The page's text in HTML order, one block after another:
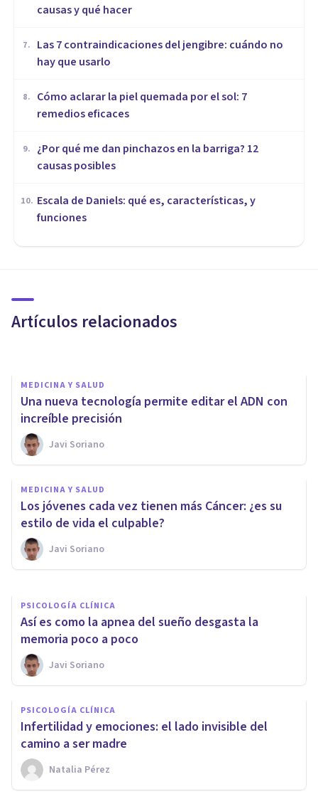
causas y qué hacer
7.
Las 7 contraindicaciones del jengibre: cuándo no
hay que usarlo
8.
Cómo aclarar la piel quemada por el sol: 7
remedios eficaces
9.
¿Por qué me dan pinchazos en la barriga? 12
causas posibles
10. Escala de Daniels: qué es, características, y
funciones
Artículos relacionados
Ketamina: de anestésico a
trastornos mentales
MEDICINA Y SALUD
Una nueva tecnología permite editar el ADN con
increíble precisión
Javi Soriano
MEDICINA Y SALUD
Los jóvenes cada vez tienen más Cáncer: ¿es su
estilo de vida el culpable?
Javi Soriano
NEUROCIENCIAS
Descubren que unas 'neuronas
zombie' participan en el dolor
crónico
Javi Soriano
PSICOLOGÍA CLÍNICA
Así es como la apnea del sueño desgasta la
memoria poco a poco
Javi Soriano
PSICOLOGÍA CLÍNICA
Infertilidad y emociones: el lado invisible del
camino a ser madre
Natalia Pérez